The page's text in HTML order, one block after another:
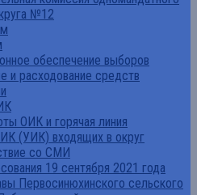
№12
обеспечение выборов
и расходование средств
ОИК и горячая линия
(УИК) входящих в округ
со СМИ
19 сентября 2021 года
Первосинюхинского сельского